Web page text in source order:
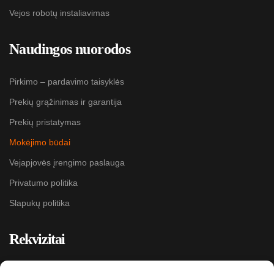
Vejos robotų instaliavimas
Naudingos nuorodos
Pirkimo – pardavimo taisyklės
Prekių grąžinimas ir garantija
Prekių pristatymas
Mokėjimo būdai
Vejapjovės įrengimo paslauga
Privatumo politika
Slapukų politika
Rekvizitai